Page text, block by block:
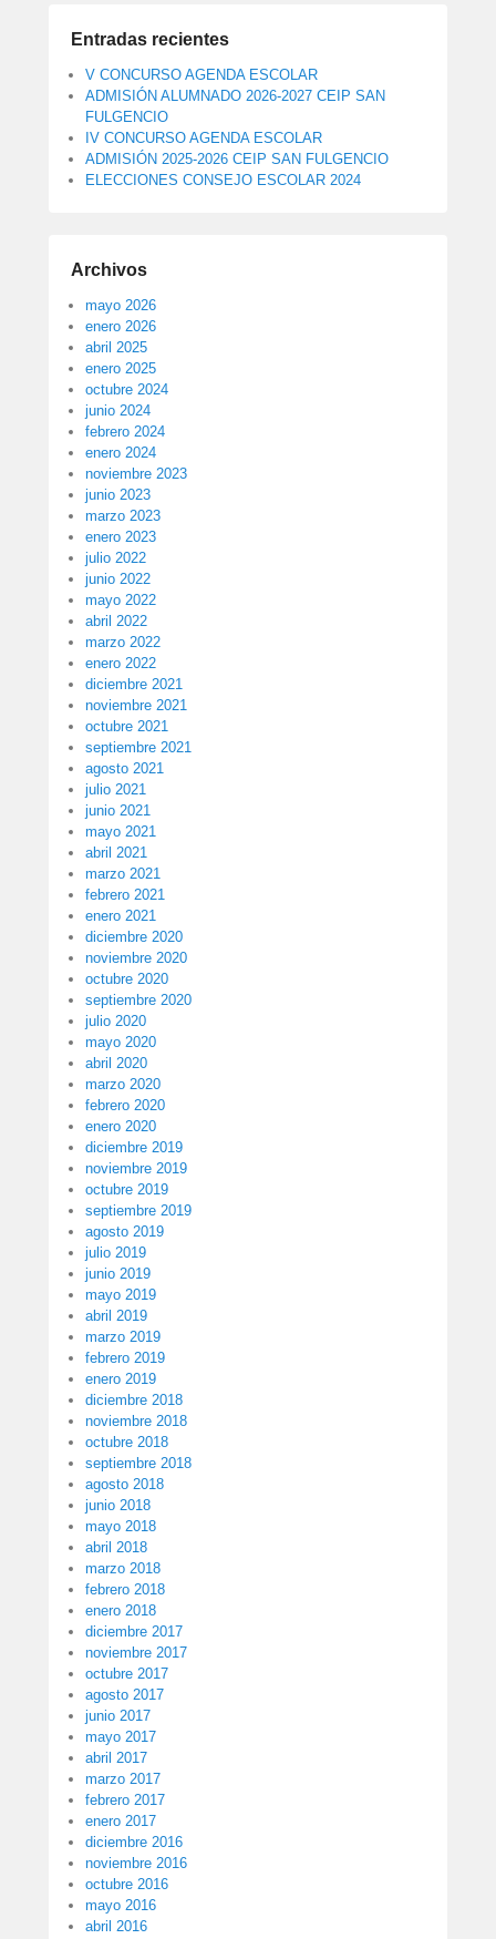
Entradas recientes
V CONCURSO AGENDA ESCOLAR
ADMISIÓN ALUMNADO 2026-2027 CEIP SAN
FULGENCIO
IV CONCURSO AGENDA ESCOLAR
ADMISIÓN 2025-2026 CEIP SAN FULGENCIO
ELECCIONES CONSEJO ESCOLAR 2024
Archivos
mayo 2026
enero 2026
abril 2025
enero 2025
octubre 2024
junio 2024
febrero 2024
enero 2024
noviembre 2023
junio 2023
marzo 2023
enero 2023
julio 2022
junio 2022
mayo 2022
abril 2022
marzo 2022
enero 2022
diciembre 2021
noviembre 2021
octubre 2021
septiembre 2021
agosto 2021
julio 2021
junio 2021
mayo 2021
abril 2021
marzo 2021
febrero 2021
enero 2021
diciembre 2020
noviembre 2020
octubre 2020
septiembre 2020
julio 2020
mayo 2020
abril 2020
marzo 2020
febrero 2020
enero 2020
diciembre 2019
noviembre 2019
octubre 2019
septiembre 2019
agosto 2019
julio 2019
junio 2019
mayo 2019
abril 2019
marzo 2019
febrero 2019
enero 2019
diciembre 2018
noviembre 2018
octubre 2018
septiembre 2018
agosto 2018
junio 2018
mayo 2018
abril 2018
marzo 2018
febrero 2018
enero 2018
diciembre 2017
noviembre 2017
octubre 2017
agosto 2017
junio 2017
mayo 2017
abril 2017
marzo 2017
febrero 2017
enero 2017
diciembre 2016
noviembre 2016
octubre 2016
mayo 2016
abril 2016